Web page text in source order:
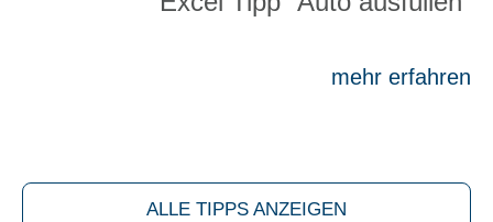
mehr erfah­ren
ALLE TIPPS ANZEI­GEN